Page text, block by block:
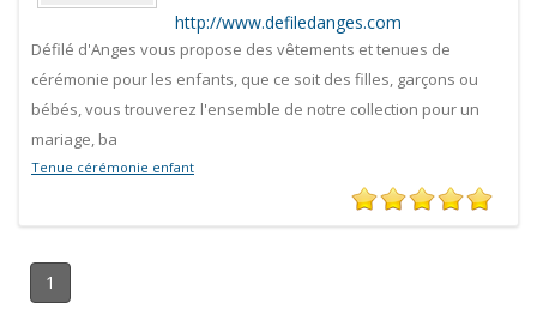
http://www.defiledanges.com
Défilé d'Anges vous propose des vêtements et tenues de
cérémonie pour les enfants, que ce soit des filles, garçons ou
bébés, vous trouverez l'ensemble de notre collection pour un
mariage, ba
Tenue cérémonie enfant
1